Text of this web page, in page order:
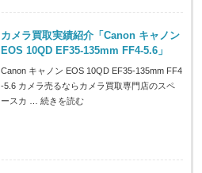
カメラ買取実績紹介「Canon キャノン
EOS 10QD EF35-135mm FF4-5.6」
Canon キャノン EOS 10QD EF35-135mm FF4
-5.6 カメラ売るならカメラ買取専門店のスペ
ースカ …続きを読む